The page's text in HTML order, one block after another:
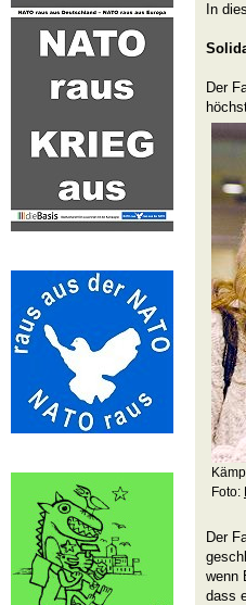
In
Der
Foto:
Der
wenn
dass